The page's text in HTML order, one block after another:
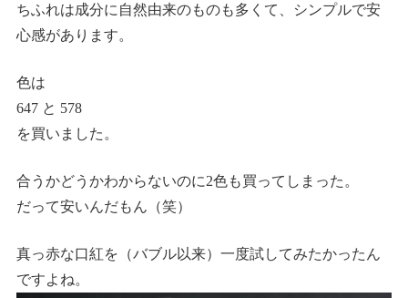
ちふれは成分に自然由来のものも多くて、シンプルで安
心感があります。
色は
647 と 578
を買いました。
合うかどうかわからないのに2色も買ってしまった。
だって安いんだもん（笑）
真っ赤な口紅を（バブル以来）一度試してみたかったん
ですよね。